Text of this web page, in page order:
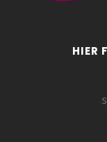
HIER